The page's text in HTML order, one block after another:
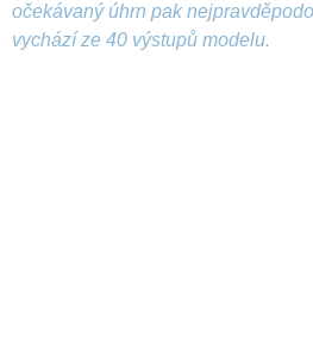
očekávaný úhrn pak
vychází ze 40 výstupů modelu.